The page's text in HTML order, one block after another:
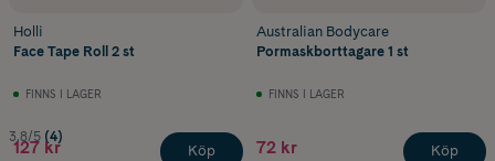
Holli
Face Tape Roll 2 st
FINNS I LAGER
3.8/5 (4)
127 kr Köp
Australian Bodycare
Pormaskborttagare 1 st
FINNS I LAGER
72 kr Köp